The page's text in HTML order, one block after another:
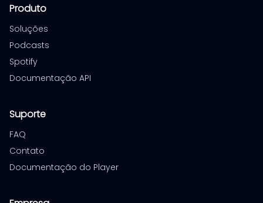
Produto
Soluções
Podcasts
Spotify
Documentação API
Suporte
FAQ
Contato
Documentação do Player